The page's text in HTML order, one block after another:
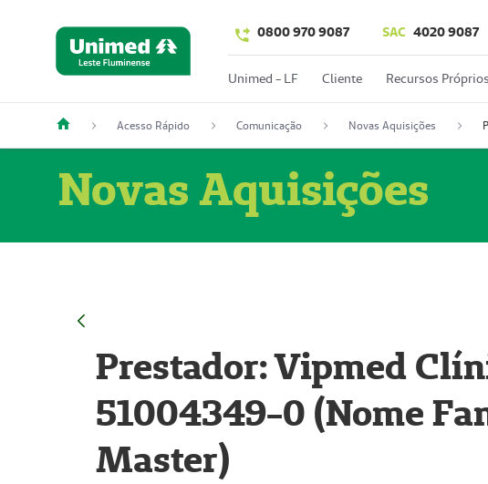
0800 970 9087 SAC 4020 9087
Unimed - LF Cliente Recursos Próprios
Acesso Rápido Comunicação Novas Aquisições
Novas Aquisições
Prestador: Vipmed
51004349-0 (Nome
Master)